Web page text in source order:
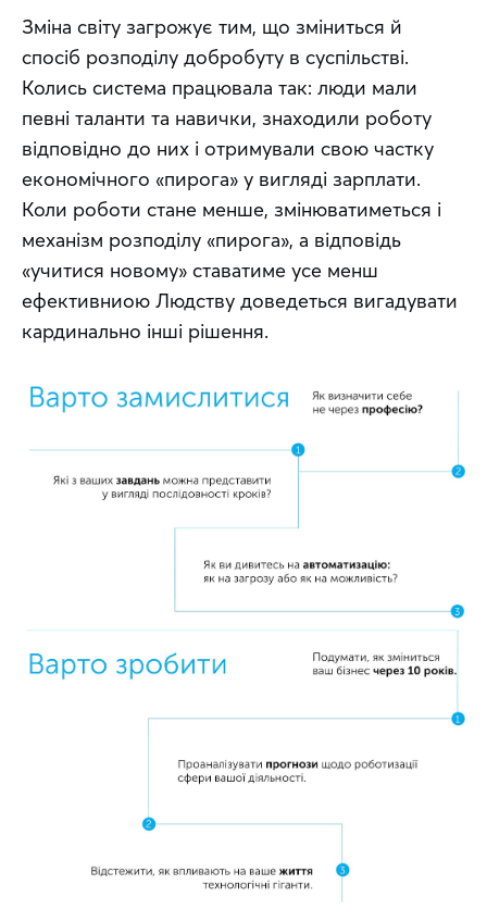
Зміна світу загрожує тим, що зміниться й
спосіб розподілу добробуту в суспільстві.
Колись система працювала так: люди мали
певні таланти та навички, знаходили роботу
відповідно до них і отримували свою частку
економічного «пирога» у вигляді зарплати.
Коли роботи стане менше, змінюватиметься і
механізм розподілу «пирога», а відповідь
«учитися новому» ставатиме усе менш
ефективниою Людству доведеться вигадувати
кардинально інші рішення.